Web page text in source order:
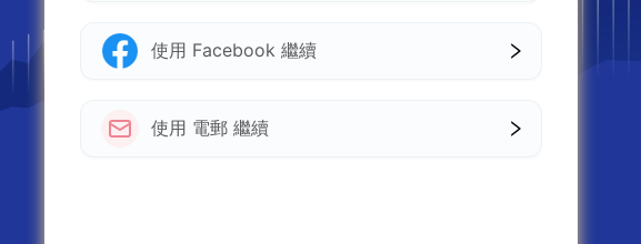
使用 Facebook 繼續
使用 電郵 繼續